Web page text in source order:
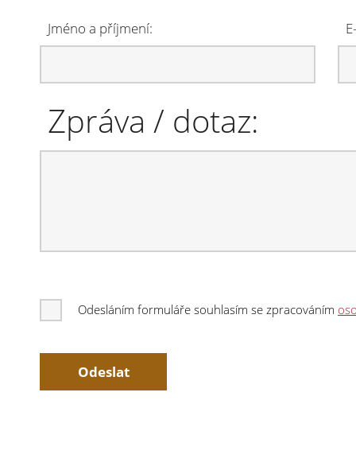
Jméno a příjmení:
Zpráva / dotaz:
Odesláním formuláře souhlasím se zpracováním